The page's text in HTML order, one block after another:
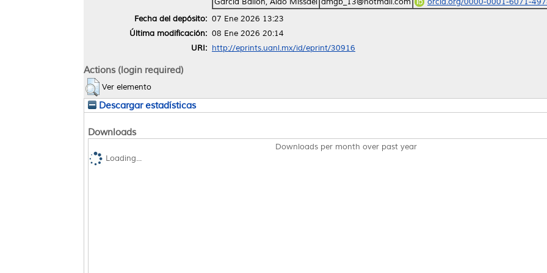
Fecha del depósito: 07 Ene 2026 13:23
Última modificación: 08 Ene 2026 20:14
URI: http://eprints.uanl.mx/id/eprint/30916
Actions (login required)
Ver elemento
Descargar estadísticas
Downloads
Downloads per month over past year
Loading...